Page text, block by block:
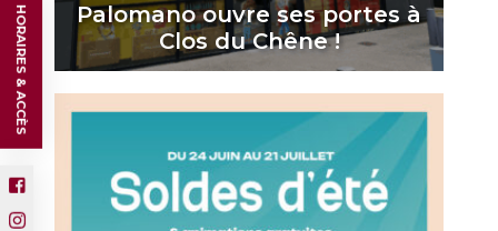
Palomano ouvre ses portes à
Clos du Chêne !
HORAIRES & ACCÈS